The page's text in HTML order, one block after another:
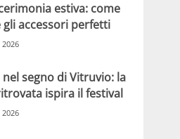
estiva: come
gli accessori perfetti
nel segno di Vitruvio: la
ispira il festival